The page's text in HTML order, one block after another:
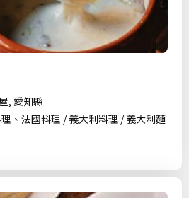
, 愛知縣
、法國料理 / 義大利料理 / 義大利麵